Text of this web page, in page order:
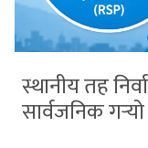
स्थानीय तह
सार्वजनिक